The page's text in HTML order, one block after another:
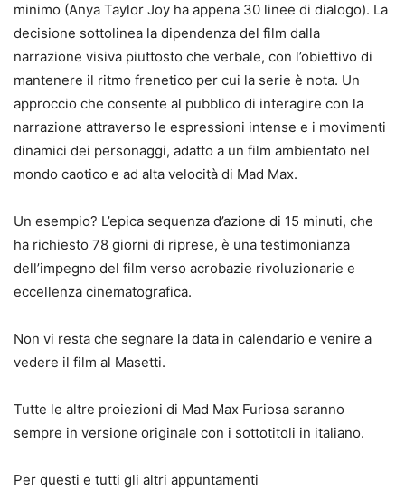
minimo (Anya Taylor Joy ha appena 30 linee di dialogo). La
decisione sottolinea la dipendenza del film dalla
narrazione visiva piuttosto che verbale, con l’obiettivo di
mantenere il ritmo frenetico per cui la serie è nota. Un
approccio che consente al pubblico di interagire con la
narrazione attraverso le espressioni intense e i movimenti
dinamici dei personaggi, adatto a un film ambientato nel
mondo caotico e ad alta velocità di Mad Max.
Un esempio? L’epica sequenza d’azione di 15 minuti, che
ha richiesto 78 giorni di riprese, è una testimonianza
dell’impegno del film verso acrobazie rivoluzionarie e
eccellenza cinematografica.
Non vi resta che segnare la data in calendario e venire a
vedere il film al Masetti.
Tutte le altre proiezioni di Mad Max Furiosa saranno
sempre in versione originale con i sottotitoli in italiano.
Per questi e tutti gli altri appuntamenti